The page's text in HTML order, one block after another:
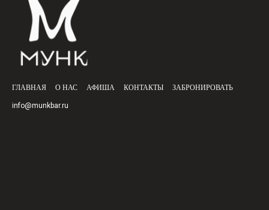
ГЛАВНАЯ О НАС АФИША КОНТАКТЫ ЗАБРОНИРОВАТЬ
info@munkbar.ru